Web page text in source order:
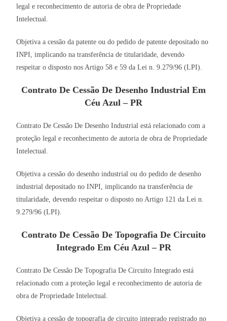
legal e reconhecimento de autoria de obra de Propriedade
Intelectual.
Objetiva a cessão da patente ou do pedido de patente depositado no
INPI, implicando na transferência de titularidade, devendo
respeitar o disposto nos Artigo 58 e 59 da Lei n. 9.279/96 (LPI).
Contrato De Cessão De Desenho Industrial Em
Céu Azul – PR
Contrato De Cessão De Desenho Industrial está relacionado com a
proteção legal e reconhecimento de autoria de obra de Propriedade
Intelectual.
Objetiva a cessão do desenho industrial ou do pedido de desenho
industrial depositado no INPI, implicando na transferência de
titularidade, devendo respeitar o disposto no Artigo 121 da Lei n.
9.279/96 (LPI).
Contrato De Cessão De Topografia De Circuito
Integrado Em Céu Azul – PR
Contrato De Cessão De Topografia De Circuito Integrado está
relacionado com a proteção legal e reconhecimento de autoria de
obra de Propriedade Intelectual.
Objetiva a cessão de topografia de circuito integrado registrado no